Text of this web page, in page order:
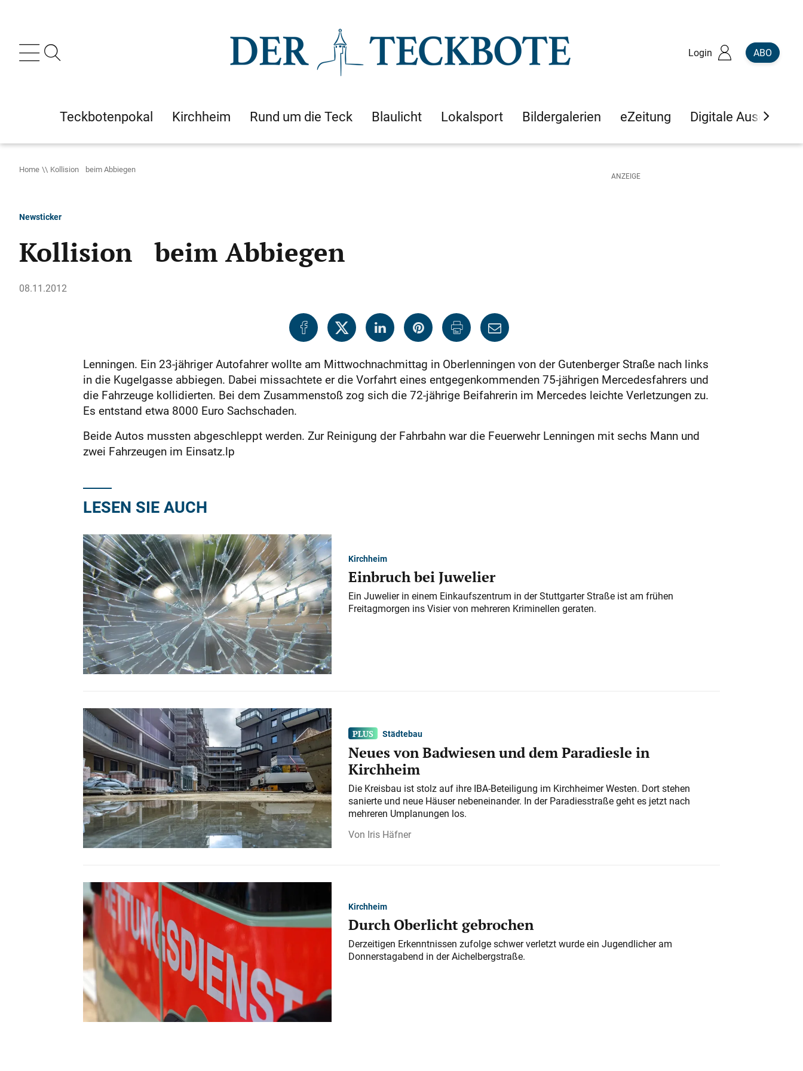
Login ABO
Teckbotenpokal Kirchheim Rund um die Teck Blaulicht Lokalsport Bildergalerien eZeitung Digitale Ausgaben
Home Kollision beim Abbiegen
Newsticker
Kollision beim Abbiegen
08.11.2012
Lenningen. Ein 23-jähriger Autofahrer wollte am Mittwochnachmittag in Oberlenningen von der Gutenberger Straße nach links
in die Kugelgasse abbiegen. Dabei missachtete er die Vorfahrt eines entgegenkommenden 75-jährigen Mercedesfahrers und
die Fahrzeuge kollidierten. Bei dem Zusammenstoß zog sich die 72-jährige Beifahrerin im Mercedes leichte Verletzungen zu.
Es entstand etwa 8000 Euro Sachschaden.
Beide Autos mussten abgeschleppt werden. Zur Reinigung der Fahrbahn war die Feuerwehr Lenningen mit sechs Mann und
zwei Fahrzeugen im Einsatz.lp
LESEN SIE AUCH
Kirchheim
Einbruch bei Juwelier
Ein Juwelier in einem Einkaufszentrum in der Stuttgarter Straße ist am frühen
Freitagmorgen ins Visier von mehreren Kriminellen geraten.
Städtebau
Neues von Badwiesen und dem Paradiesle in
Kirchheim
Die Kreisbau ist stolz auf ihre IBA-Beteiligung im Kirchheimer Westen. Dort stehen
sanierte und neue Häuser nebeneinander. In der Paradiesstraße geht es jetzt nach
mehreren Umplanungen los.
Iris Häfner
Kirchheim
Durch Oberlicht gebrochen
Derzeitigen Erkenntnissen zufolge schwer verletzt wurde ein Jugendlicher am
Donnerstagabend in der Aichelbergstraße.